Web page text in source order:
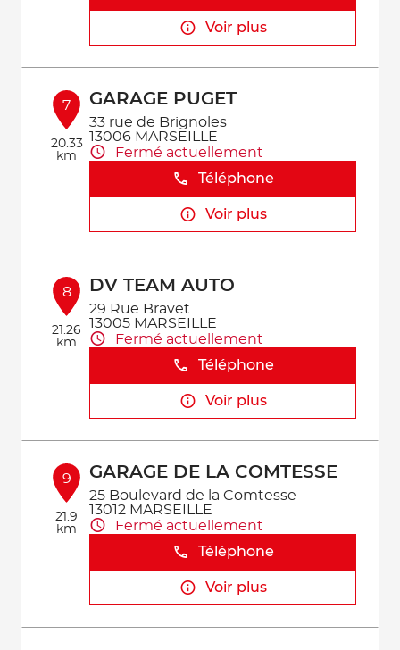
Voir plus
7
20.33
km
GARAGE PUGET
33 rue de Brignoles
13006 MARSEILLE
Fermé actuellement
Téléphone
Voir plus
8
21.26
km
DV TEAM AUTO
29 Rue Bravet
13005 MARSEILLE
Fermé actuellement
Téléphone
Voir plus
9
21.9
km
GARAGE DE LA COMTESSE
25 Boulevard de la Comtesse
13012 MARSEILLE
Fermé actuellement
Téléphone
Voir plus